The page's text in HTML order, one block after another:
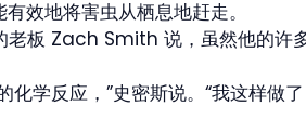
效地将害虫从栖息地赶走。
板 Zach Smith 说，虽然他的许
学反应，”史密斯说。“我这样做